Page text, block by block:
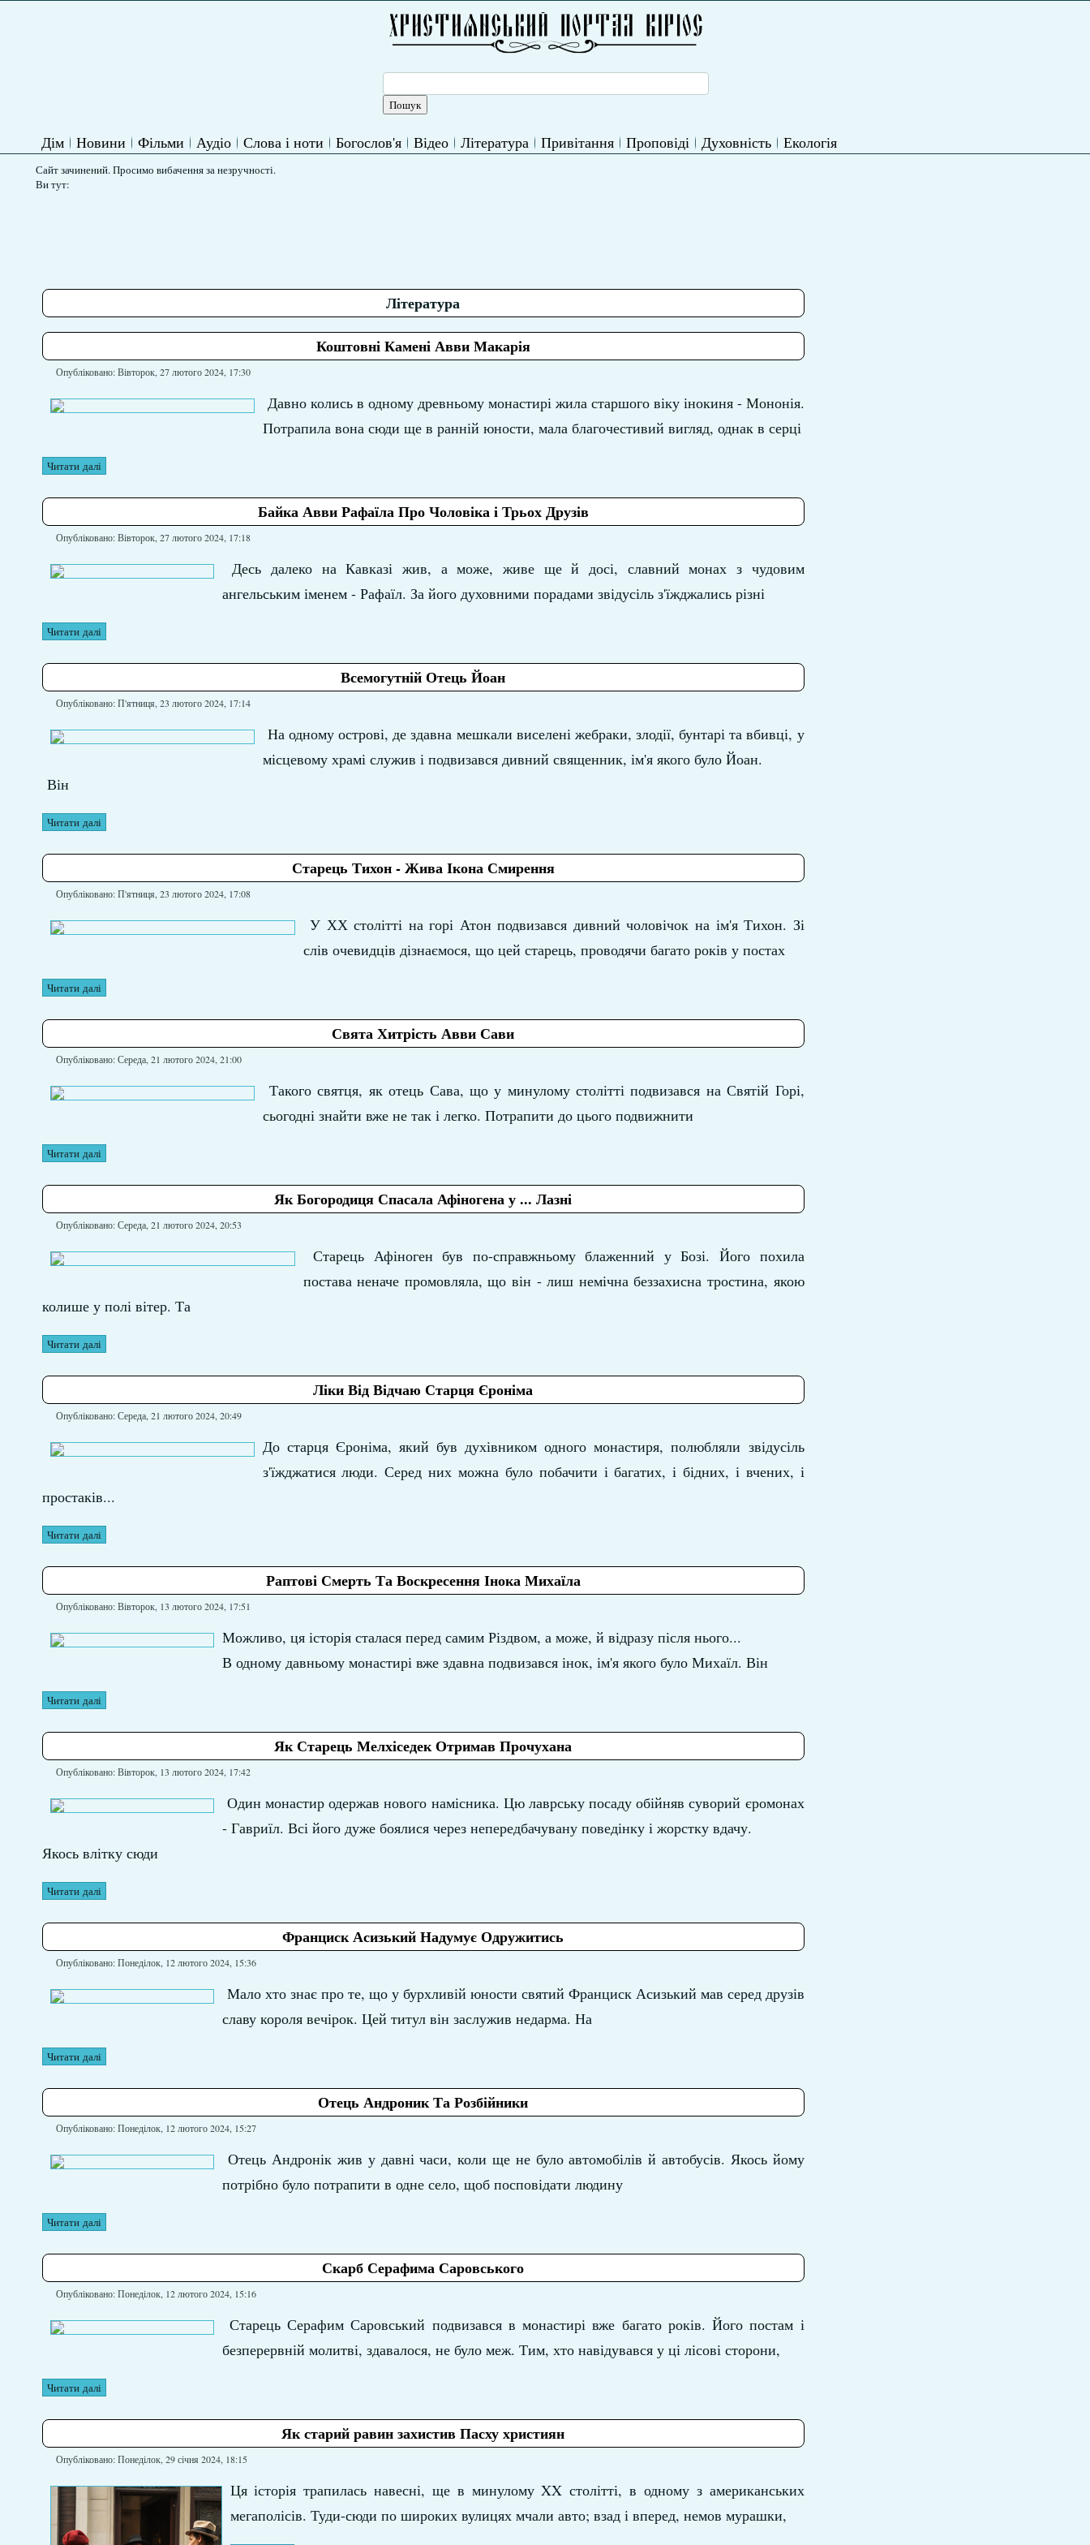
Дім Новини Фільми Аудіо Слова і ноти Богослов'я Відео Література Привітання Проповіді Духовність Екологія
Сайт зачинений. Просимо вибачення за незручності.
Ви тут:
Література
Коштовні Камені Авви Макарія
Опубліковано: Вівторок, 27 лютого 2024, 17:30
Давно колись в одному древньому монастирі жила старшого віку інокиня - Мононія.
Потрапила вона сюди ще в ранній юности, мала благочестивий вигляд, однак в серці
Читати далі
Байка Авви Рафаїла Про Чоловіка і Трьох Друзів
Опубліковано: Вівторок, 27 лютого 2024, 17:18
Десь далеко на Кавказі жив, а може, живе ще й досі, славний монах з чудовим
ангельським іменем - Рафаїл. За його духовними порадами звідусіль з'їжджались різні
Читати далі
Всемогутній Отець Йоан
Опубліковано: П'ятниця, 23 лютого 2024, 17:14
На одному острові, де здавна мешкали виселені жебраки, злодії, бунтарі та вбивці, у
місцевому храмі служив і подвизався дивний священник, ім'я якого було Йоан.
Він
Читати далі
Старець Тихон - Жива Ікона Смирення
Опубліковано: П'ятниця, 23 лютого 2024, 17:08
У ХХ столітті на горі Атон подвизався дивний чоловічок на ім'я Тихон. Зі
слів очевидців дізнаємося, що цей старець, проводячи багато років у постах
Читати далі
Свята Хитрість Авви Сави
Опубліковано: Середа, 21 лютого 2024, 21:00
Такого святця, як отець Сава, що у минулому столітті подвизався на Святій Горі,
сьогодні знайти вже не так і легко. Потрапити до цього подвижнити
Читати далі
Як Богородиця Спасала Афіногена у ... Лазні
Опубліковано: Середа, 21 лютого 2024, 20:53
Старець Афіноген був по-справжньому блаженний у Бозі. Його похила
постава неначе промовляла, що він - лиш немічна беззахисна тростина, якою
колише у полі вітер. Та
Читати далі
Ліки Від Відчаю Старця Єроніма
Опубліковано: Середа, 21 лютого 2024, 20:49
До старця Єроніма, який був духівником одного монастиря, полюбляли звідусіль
з'їжджатися люди. Серед них можна було побачити і багатих, і бідних, і вчених, і
простаків...
Читати далі
Раптові Смерть Та Воскресення Інока Михаїла
Опубліковано: Вівторок, 13 лютого 2024, 17:51
Можливо, ця історія сталася перед самим Різдвом, а може, й відразу після нього...
В одному давньому монастирі вже здавна подвизався інок, ім'я якого було Михаїл. Він
Читати далі
Як Старець Мелхіседек Отримав Прочухана
Опубліковано: Вівторок, 13 лютого 2024, 17:42
Один монастир одержав нового намісника. Цю лаврську посаду обійняв суворий єромонах
- Гавриїл. Всі його дуже боялися через непередбачувану поведінку і жорстку вдачу.
Якось влітку сюди
Читати далі
Франциск Асизький Надумує Одружитись
Опубліковано: Понеділок, 12 лютого 2024, 15:36
Мало хто знає про те, що у бурхливій юности святий Франциск Асизький мав серед друзів
славу короля вечірок. Цей титул він заслужив недарма. На
Читати далі
Отець Андроник Та Розбійники
Опубліковано: Понеділок, 12 лютого 2024, 15:27
Отець Андронік жив у давні часи, коли ще не було автомобілів й автобусів. Якось йому
потрібно було потрапити в одне село, щоб посповідати людину
Читати далі
Скарб Серафима Саровського
Опубліковано: Понеділок, 12 лютого 2024, 15:16
Старець Серафим Саровський подвизався в монастирі вже багато років. Його постам і
безперервній молитві, здавалося, не було меж. Тим, хто навідувався у ці лісові сторони,
Читати далі
Як старий равин захистив Пасху християн
Опубліковано: Понеділок, 29 січня 2024, 18:15
Ця історія трапилась навесні, ще в минулому XX столітті, в одному з американських
мегаполісів. Туди-сюди по широких вулицях мчали авто; взад і вперед, немов мурашки,